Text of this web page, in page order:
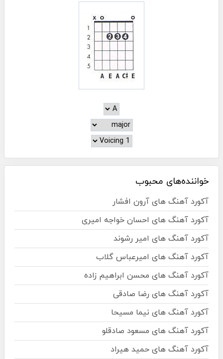
خواننده‌های محبوب
آکورد آهنگ های آرون افشار
آکورد آهنگ های احسان خواجه امیری
آکورد آهنگ های امیر رشوند
آکورد آهنگ های امیرعباس گلاب
آکورد آهنگ های محسن ابراهیم زاده
آکورد آهنگ های رضا صادقی
آکورد آهنگ های نیما مسیحا
آکورد آهنگ های مسعود صادقلو
آکورد آهنگ های حمید هیراد